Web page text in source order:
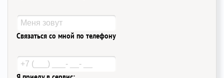
Связаться со мной по телефону